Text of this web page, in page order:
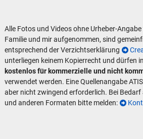
Alle Fotos und Videos ohne Urheber-
Familie und mir aufgenommen, sind
entsprechend der Verzichtserklärung
unterliegen keinem Kopierrecht und dürfen
kostenlos für kommerzielle und nicht
verwendet werden. Eine Quellenangabe
aber nicht zwingend erforderlich. Bei
und anderen Formaten bitte melden: